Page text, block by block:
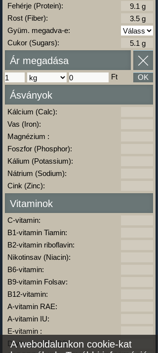
Fehérje (Protein):
Rost (Fiber):
Gyüm. megadva-e:
Cukor (Sugars):
Ár megadása
Ft OK
Ásványok
Kálcium (Calc):
Vas (Iron):
Magnézium :
Foszfor (Phosphor):
Kálium (Potassium):
Nátrium (Sodium):
Cink (Zinc):
Vitaminok
C-vitamin:
B1-vitamin Tiamin:
B2-vitamin riboflavin:
Nikotinsav (Niacin):
B6-vitamin:
B9-vitamin Folsav:
B12-vitamin:
A-vitamin RAE:
A-vitamin IU:
E-vitamin :
D-vitamin (D2+D3):
A weboldalunkon cookie-kat